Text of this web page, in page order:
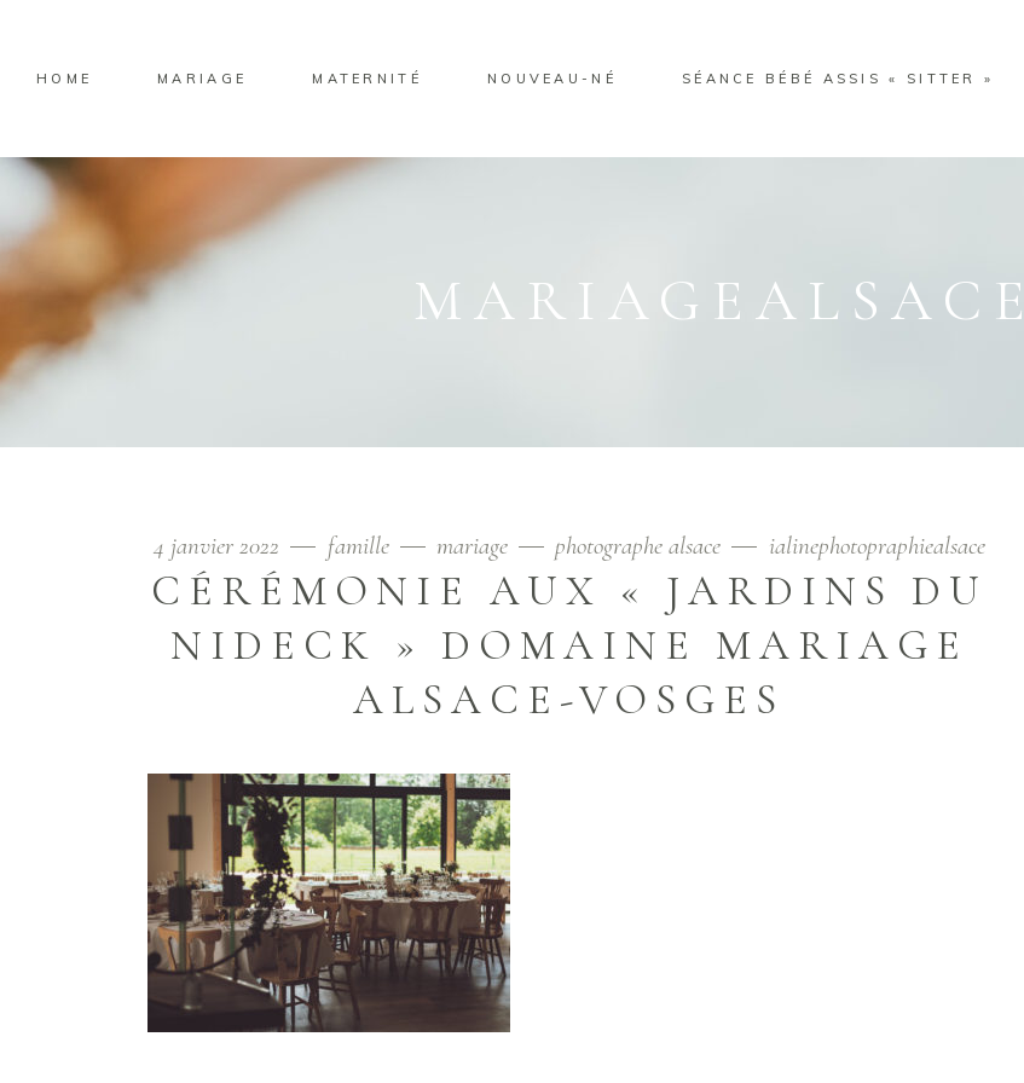
HOME MARIAGE MATERNITÉ NOUVEAU-NÉ SÉANCE BÉBÉ ASSIS « SITTER »
4 janvier 2022 famille mariage photographe alsace ialinephotopraphiealsace
CÉRÉMONIE AUX « JARDINS DU
NIDECK » DOMAINE MARIAGE
ALSACE-VOSGES